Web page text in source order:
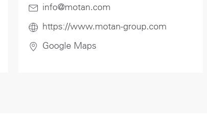
info@motan.com
https://www.motan-group.com
Google Maps